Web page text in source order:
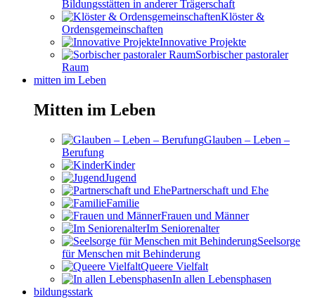
Bildungsstätten in anderer Trägerschaft
Klöster &
Ordensgemeinschaften
Innovative Projekte
Sorbischer pastoraler
Raum
mitten im Leben
Mitten im Leben
Glauben – Leben –
Berufung
Kinder
Jugend
Partnerschaft und Ehe
Familie
Frauen und Männer
Im Seniorenalter
Seelsorge
für Menschen mit Behinderung
Queere Vielfalt
In allen Lebensphasen
bildungsstark